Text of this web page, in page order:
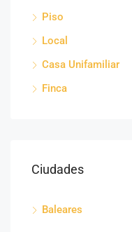
Piso
Local
Casa Unifamiliar
Finca
Ciudades
Baleares